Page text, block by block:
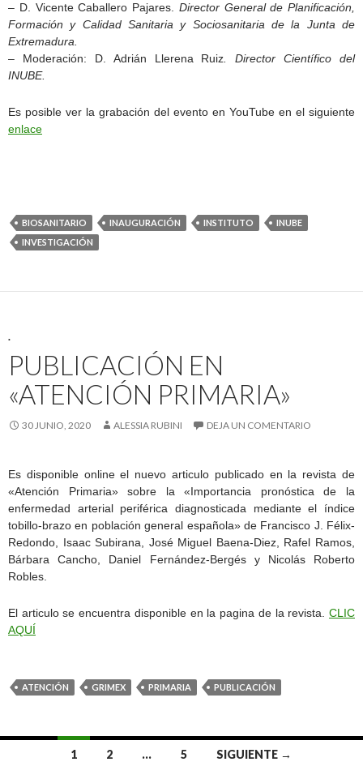
– D. Vicente Caballero Pajares. Director General de Planificación,
Formación y Calidad Sanitaria y Sociosanitaria de la Junta de
Extremadura.
– Moderación: D. Adrián Llerena Ruiz . Director Científico del
INUBE.
Es posible ver la grabación del evento en YouTube en el siguiente
enlace
BIOSANITARIO INAUGURACIÓN INSTITUTO
INUBE
INVESTIGACIÓN
.
PUBLICACIÓN EN
«ATENCIÓN PRIMARIA»
30 JUNIO, 2020 ALESSIA RUBINI DEJA UN COMENTARIO
Es disponible online el nuevo articulo publicado en la revista de
«Atención Primaria» sobre la «Importancia pronóstica de la
enfermedad arterial periférica diagnosticada mediante el índice
tobillo-brazo en población general española» de Francisco J. Félix-
Redondo,
Isaac Subirana , José Miguel Baena-Diez, Rafel Ramos
Bárbara Cancho , Daniel Fernández-Bergés yNicolás Roberto
Robles.
El articulo se encuentra disponible en la pagina de la revista. CLIC
AQUÍ
ATENCIÓN GRIMEX PRIMARIA PUBLICACIÓN
1 2 … 5 SIGUIENTE →